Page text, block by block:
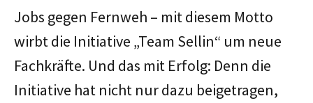
Jobs gegen Fernweh – mit diesem Motto
wirbt die Initiative „Team Sellin“ um neue
Fachkräfte. Und das mit Erfolg: Denn die
Initiative hat nicht nur dazu beigetragen,